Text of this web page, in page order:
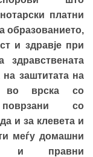
платни
образованието,
и здравје при
заштитата на
во врска со
поврзани со
и за клевета и
меѓу домашни
и правни